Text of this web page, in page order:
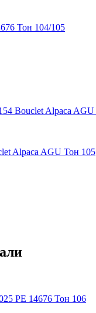
Тон 104/105
Alpaca AGU Тон 105